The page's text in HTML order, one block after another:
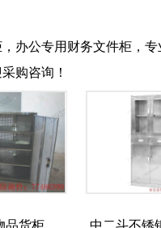
办公专用财务文件柜，专
购咨询！